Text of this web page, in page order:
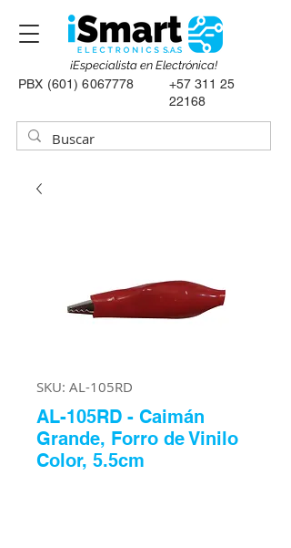
PBX (601) 6067778
+57 311 25
22168
¡Especialista en Electrónica!
SKU: AL-105RD
AL-105RD - Caimán
Grande, Forro de Vinilo
Color, 5.5cm